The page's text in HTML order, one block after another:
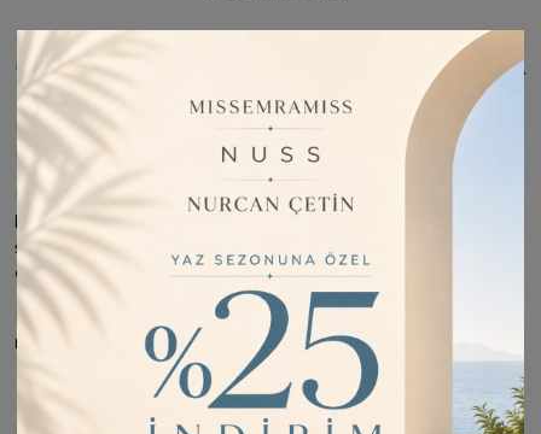
ÜRÜN BILGISI
Modern tasarımlar ve yenilikçi dokunuşlarla üretilen Belli İpek
Eşarp Koleksiyonu, tarzınıza yeni bir soluk getirecek.
Kaliteli ipek dokusunun, zarif ve minimal desenlerle
buluştuğu Belli İpek Eşarplar, hem gündelik yaşamınızda
şıklığınızı tamamlamak hem de özel günlerde zarif bir
dokunuş yapmak için mükemmel bir seçenek.
Hafif ve doğal yapısı ile Belli İpek Eşarpları her mevsim
rahatlıkla kullanılabilirsiniz.